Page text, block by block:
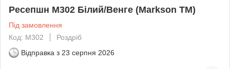
Ресепшн М302 Білий/Венге (Markson TM)
Під замовлення
Код: М302
Роздріб
Відправка з 23 серпня 2026